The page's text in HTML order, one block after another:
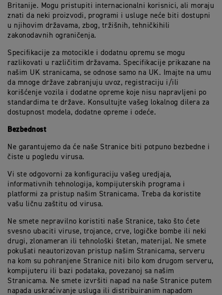
Britanije. Mogu pristupiti internacionalni korisnici, ali moraju
znati da neki proizvodi, programi i usluge neće biti dostupni
u njihovim državama, zbog, tržišnih, tehničkihili
zakonodavnih ograničenja.
Specifikacije za motocikle i dodatnu opremu se mogu
razlikovati u različitim državama. Specifikacije prikazane na
našim UK stranicama, se odnose samo na UK. Imajte na umu
da mnoge države zabranjuju uvoz, registraciju i/ili
korišćenje vozila i dodatne opreme koje nisu napravljeni po
standardima te države. Konsultujte vašeg lokalnog dilera za
dostupnost modela, dodatne opreme i odeće.
Bezbednost
Ne garantujemo da će naše Stranice biti potpuno bezbedne i
čiste u pogledu virusa.
Vi ste odgovorni za konfiguraciju vašeg uredjaja,
informativnih tehnologija, kompijuterskih programa i
platformi za pristup našim Stranicama. Treba da koristite
vašu ličnu zaštitu od virusa.
Ne smete nepravilno koristiti naše Stranice, tako što ćete
svesno ubaciti viruse, trojance, crve, logičke bombe ili neki
drugi, zlonameran ili tehnološki štetan, materijal. Ne smete
pokušati neautorizovan pristup našim Stranicama, serveru
na kom su pohranjene Stranice niti bilo kom drugom serveru,
kompijuteru ili bazi podataka, povezanoj sa našim
Stranicama. Ne smete izvršiti napad na naše Stranice putem
napada uskraćivanje usluga ili distribuiranim napadom